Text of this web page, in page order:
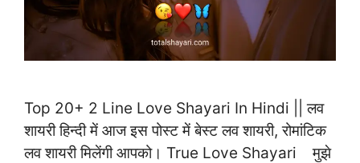
Top 20+ 2 Line Love Shayari In Hindi || लव
शायरी हिन्दी में आज इस पोस्ट में बेस्ट लव शायरी, रोमांटिक
लव शायरी मिलेंगी आपको। True Love Shayari मुझे